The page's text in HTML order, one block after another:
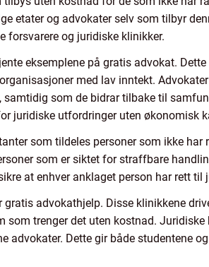
etater og advokater selv som tilbyr
og juridiske klinikker.
eksemplene på gratis advokat.
med lav inntekt.
som de bidrar tilbake til
juridiske utfordringer uten økonomisk
som tildeles personer som ikke
som er siktet for straffbare
at enhver anklaget person har rett
advokathjelp. Disse klinikkene
som trenger det uten kostnad.
advokater. Dette gir både studentene